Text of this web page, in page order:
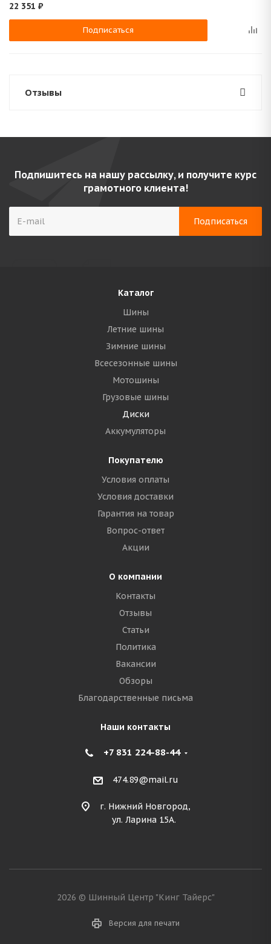
22 351 ₽
Подписаться
Отзывы
Подпишитесь на нашу рассылку, и получите курс
грамотного клиента!
Каталог
Шины
Летние шины
Зимние шины
Всесезонные шины
Мотошины
Грузовые шины
Диски
Аккумуляторы
Покупателю
Условия оплаты
Условия доставки
Гарантия на товар
Вопрос-ответ
Акции
О компании
Контакты
Отзывы
Статьи
Политика
Вакансии
Обзоры
Благодарственные письма
Наши контакты
+7 831 224-88-44
474.89@mail.ru
г. Нижний Новгород,
ул. Ларина 15А.
2026 © Шинный Центр "Кинг Тайерс"
Версия для печати